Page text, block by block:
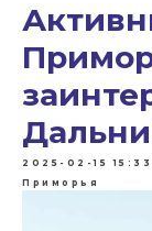
2025-02-15 15:33
Приморья